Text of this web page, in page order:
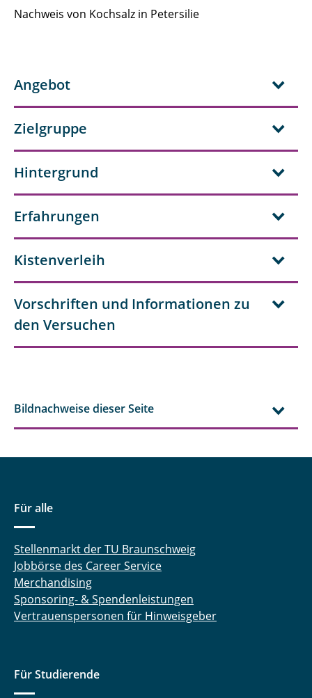
Mit Naturwissenschaften gegen
Stoffkreisläufe
Katalyse
Wärmespeicherung
Nachweise von Salzen
Kohlenhydrate in Schokolade
Kosmetik
Boden und Landschaft
Elektrochemie
Nachweis von Kochsalz in Petersilie
Angebot
Zielgruppe
Hintergrund
Erfahrungen
Kistenverleih
Vorschriften und Informationen zu
den Versuchen
Bildnachweise dieser Seite
Für alle
Stellenmarkt der TU Braunschweig
Jobbörse des Career Service
Merchandising
Sponsoring- & Spendenleistungen
Vertrauenspersonen für Hinweisgeber
Für Studierende